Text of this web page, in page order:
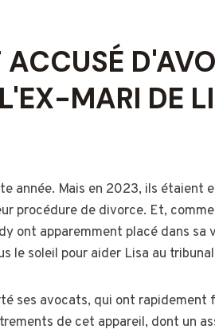
MARI DE
année. Mais en 2023, ils étaient
procédure de divorce. Et,
ont apparemment placé dans sa
le soleil pour aider Lisa au
ses avocats, qui ont rapidement
de cet appareil, dont un